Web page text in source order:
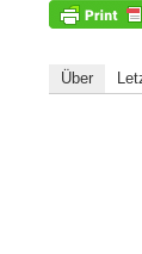
Über